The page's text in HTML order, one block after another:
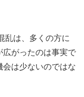
乱は、多くの方に
広がったのは事実で
は少ないのではな